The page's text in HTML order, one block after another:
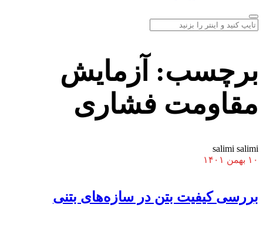
برچسب: آزمایش
مقاومت فشاری
salimi salimi
۱۰ بهمن ۱۴۰۱
بررسی کیفیت بتن در سازه‌های بتنی